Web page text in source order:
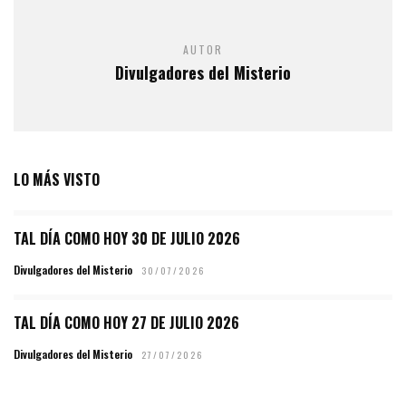
AUTOR
Divulgadores del Misterio
LO MÁS VISTO
TAL DÍA COMO HOY 30 DE JULIO 2026
Divulgadores del Misterio 30/07/2026
TAL DÍA COMO HOY 27 DE JULIO 2026
Divulgadores del Misterio 27/07/2026